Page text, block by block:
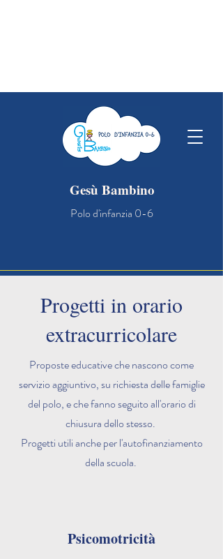
Gesù Bambino
Polo d'infanzia 0-6
Progetti in orario
extracurricolare
Proposte educative che nascono come
servizio aggiuntivo, su richiesta delle famiglie
del polo, e che fanno seguito all'orario di
chiusura dello stesso.
Progetti utili anche per l'autofinanziamento
della scuola.
Psicomotricità